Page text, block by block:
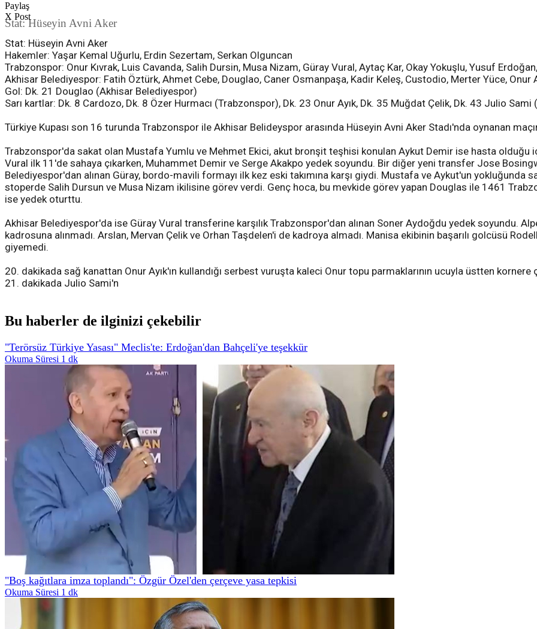
Paylaş
X Post
Stat: Hüseyin Avni Aker
Stat: Hüseyin Avni Aker
Hakemler: Yaşar Kemal Uğurlu, Erdin Sezertam, Serkan Olguncan
Trabzonspor: Onur Kıvrak, Luis Cavanda, Salih Dursin, Musa Nizam, Güray Vural, Aytaç Kar, Okay Yokuşlu, Yusuf
Akhisar Belediyespor: Fatih Öztürk, Ahmet Cebe, Douglao, Caner Osmanpaşa, Kadir Keleş, Custodio, Merter Yüce, Onur
Gol: Dk. 21 Douglao (Akhisar Belediyespor)
Sarı kartlar: Dk. 8 Cardozo, Dk. 8 Özer Hurmacı (Trabzonspor), Dk. 23 Onur Ayık, Dk. 35 Muğdat Çelik, Dk. 43 Julio
Türkiye Kupası son 16 turunda Trabzonspor ile Akhisar Belideyspor arasında Hüseyin Avni Aker Stadı'nda oynanan
Trabzonspor'da sakat olan Mustafa Yumlu ve Mehmet Ekici, akut bronşit teşhisi konulan Aykut Demir ise hasta olduğu
Vural ilk 11'de sahaya çıkarken, Muhammet Demir ve Serge Akakpo yedek soyundu. Bir diğer yeni transfer Jose
Belediyespor'dan alınan Güray, bordo-mavili formayı ilk kez eski takımına karşı giydi. Mustafa ve Aykut'un yokluğunda
stoperde Salih Dursun ve Musa Nizam ikilisine görev verdi. Genç hoca, bu mevkide görev yapan Douglas ile 1461
ise yedek oturttu.
Akhisar Belediyespor'da ise Güray Vural transferine karşılık Trabzonspor'dan alınan Soner Aydoğdu yedek soyundu.
kadrosuna alınmadı. Arslan, Mervan Çelik ve Orhan Taşdelen'i de kadroya almadı. Manisa ekibinin başarılı golcüsü
giyemedi.
20. dakikada sağ kanattan Onur Ayık'ın kullandığı serbest vuruşta kaleci Onur topu parmaklarının ucuyla üstten kornere
21. dakikada Julio Sami'n
Bu haberler de ilginizi çekebilir
"Terörsüz Türkiye Yasası" Meclis'te: Erdoğan'dan Bahçeli'ye teşekkür
Okuma Süresi 1 dk
"Boş kağıtlara imza toplandı": Özgür Özel'den çerçeve yasa tepkisi
Okuma Süresi 1 dk